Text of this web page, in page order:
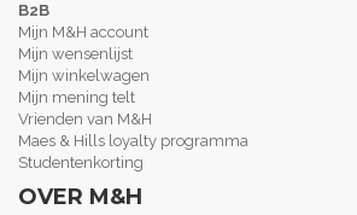
B2B
Mijn M&H account
Mijn wensenlijst
Mijn winkelwagen
Mijn mening telt
Vrienden van M&H
Maes & Hills loyalty programma
Studentenkorting
OVER M&H